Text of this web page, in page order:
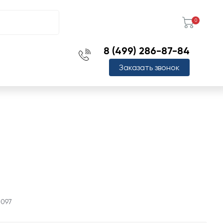
0
8 (499) 286-87-84
Заказать звонок